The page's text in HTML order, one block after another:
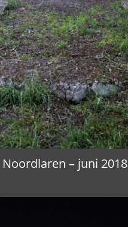
Noordlaren – juni 2018